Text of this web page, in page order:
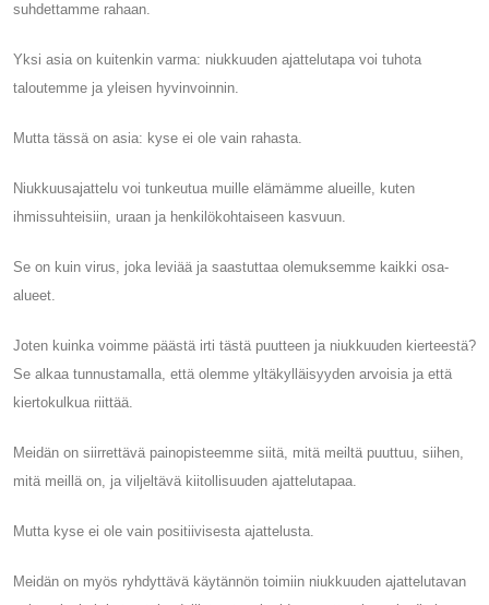
suhdettamme rahaan.
Yksi asia on kuitenkin varma: niukkuuden ajattelutapa voi tuhota
taloutemme ja yleisen hyvinvoinnin.
Mutta tässä on asia: kyse ei ole vain rahasta.
Niukkuusajattelu voi tunkeutua muille elämämme alueille, kuten
ihmissuhteisiin, uraan ja henkilökohtaiseen kasvuun.
Se on kuin virus, joka leviää ja saastuttaa olemuksemme kaikki osa-
alueet.
Joten kuinka voimme päästä irti tästä puutteen ja niukkuuden kierteestä?
Se alkaa tunnustamalla, että olemme yltäkylläisyyden arvoisia ja että
kiertokulkua riittää.
Meidän on siirrettävä painopisteemme siitä, mitä meiltä puuttuu, siihen,
mitä meillä on, ja viljeltävä kiitollisuuden ajattelutapaa.
Mutta kyse ei ole vain positiivisesta ajattelusta.
Meidän on myös ryhdyttävä käytännön toimiin niukkuuden ajattelutavan